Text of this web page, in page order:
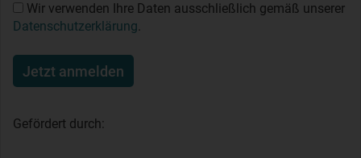
Wir verwenden Ihre Daten ausschließlich gemäß unserer
Datenschutzerklärung.
Jetzt anmelden
Gefördert durch: